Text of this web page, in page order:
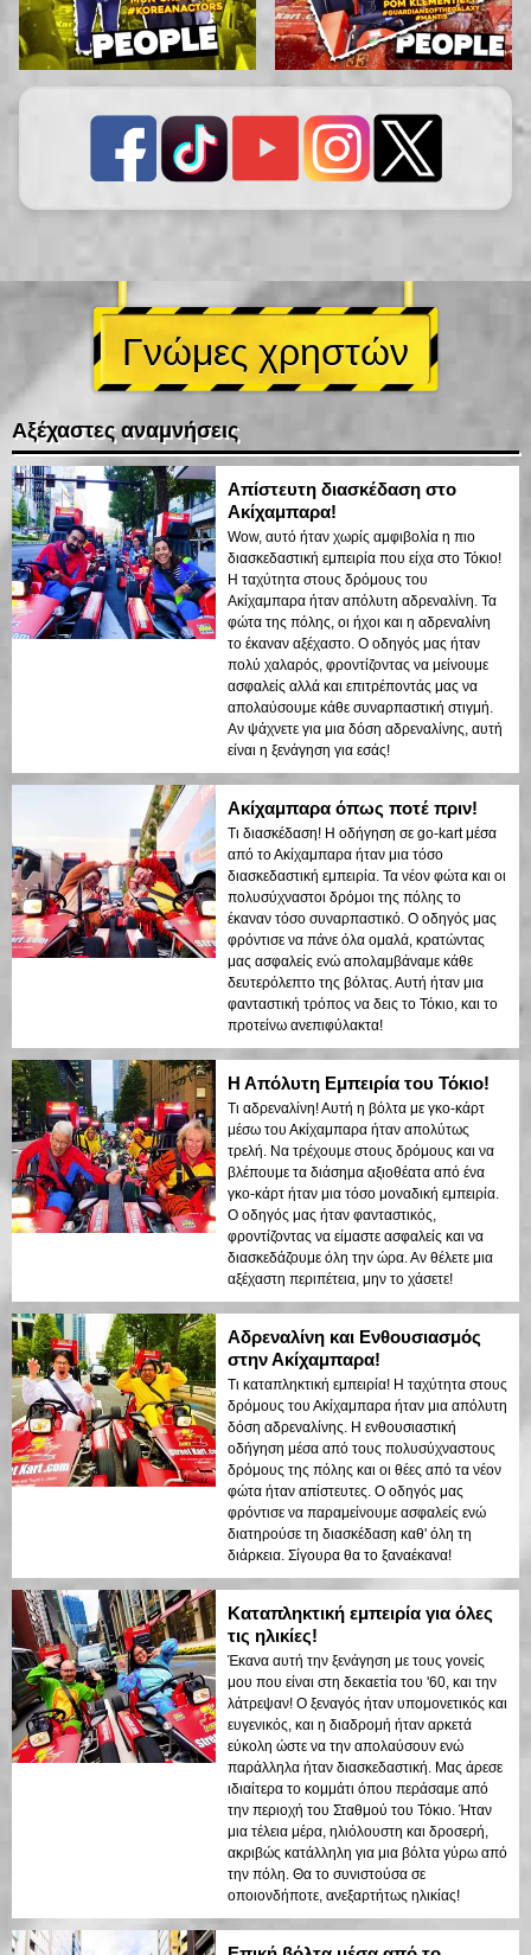
Γνώμες χρηστών
Αξέχαστες αναμνήσεις
Απίστευτη διασκέδαση στο
Ακίχαμπαρα!
Wow, αυτό ήταν χωρίς αμφιβολία η πιο
διασκεδαστική εμπειρία που είχα στο Τόκιο!
Η ταχύτητα στους δρόμους του
Ακίχαμπαρα ήταν απόλυτη αδρεναλίνη. Τα
φώτα της πόλης, οι ήχοι και η αδρεναλίνη
το έκαναν αξέχαστο. Ο οδηγός μας ήταν
πολύ χαλαρός, φροντίζοντας να μείνουμε
ασφαλείς αλλά και επιτρέποντάς μας να
απολαύσουμε κάθε συναρπαστική στιγμή.
Αν ψάχνετε για μια δόση αδρεναλίνης, αυτή
είναι η ξενάγηση για εσάς!
Ακίχαμπαρα όπως ποτέ πριν!
Τι διασκέδαση! Η οδήγηση σε go-kart μέσα
από το Ακίχαμπαρα ήταν μια τόσο
διασκεδαστική εμπειρία. Τα νέον φώτα και οι
πολυσύχναστοι δρόμοι της πόλης το
έκαναν τόσο συναρπαστικό. Ο οδηγός μας
φρόντισε να πάνε όλα ομαλά, κρατώντας
μας ασφαλείς ενώ απολαμβάναμε κάθε
δευτερόλεπτο της βόλτας. Αυτή ήταν μια
φανταστική τρόπος να δεις το Τόκιο, και το
προτείνω ανεπιφύλακτα!
Η Απόλυτη Εμπειρία του Τόκιο!
Τι αδρεναλίνη! Αυτή η βόλτα με γκo-κάρτ
μέσω του Ακίχαμπαρα ήταν απολύτως
τρελή. Να τρέχουμε στους δρόμους και να
βλέπουμε τα διάσημα αξιοθέατα από ένα
γκo-κάρτ ήταν μια τόσο μοναδική εμπειρία.
Ο οδηγός μας ήταν φανταστικός,
φροντίζοντας να είμαστε ασφαλείς και να
διασκεδάζουμε όλη την ώρα. Αν θέλετε μια
αξέχαστη περιπέτεια, μην το χάσετε!
Αδρεναλίνη και Ενθουσιασμός
στην Ακίχαμπαρα!
Τι καταπληκτική εμπειρία! Η ταχύτητα στους
δρόμους του Ακίχαμπαρα ήταν μια απόλυτη
δόση αδρεναλίνης. Η ενθουσιαστική
οδήγηση μέσα από τους πολυσύχναστους
δρόμους της πόλης και οι θέες από τα νέον
φώτα ήταν απίστευτες. Ο οδηγός μας
φρόντισε να παραμείνουμε ασφαλείς ενώ
διατηρούσε τη διασκέδαση καθ' όλη τη
διάρκεια. Σίγουρα θα το ξαναέκανα!
Καταπληκτική εμπειρία για όλες
τις ηλικίες!
Έκανα αυτή την ξενάγηση με τους γονείς
μου που είναι στη δεκαετία του '60, και την
λάτρεψαν! Ο ξεναγός ήταν υπομονετικός και
ευγενικός, και η διαδρομή ήταν αρκετά
εύκολη ώστε να την απολαύσουν ενώ
παράλληλα ήταν διασκεδαστική. Μας άρεσε
ιδιαίτερα το κομμάτι όπου περάσαμε από
την περιοχή του Σταθμού του Τόκιο. Ήταν
μια τέλεια μέρα, ηλιόλουστη και δροσερή,
ακριβώς κατάλληλη για μια βόλτα γύρω από
την πόλη. Θα το συνιστούσα σε
οποιονδήποτε, ανεξαρτήτως ηλικίας!